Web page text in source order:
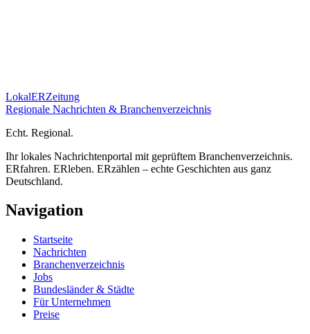
LokalERZeitung
Regionale Nachrichten & Branchenverzeichnis
Echt. Regional.
Ihr lokales Nachrichtenportal mit geprüftem Branchenverzeichnis.
ERfahren. ERleben. ERzählen – echte Geschichten aus ganz
Deutschland.
Navigation
Startseite
Nachrichten
Branchenverzeichnis
Jobs
Bundesländer & Städte
Für Unternehmen
Preise